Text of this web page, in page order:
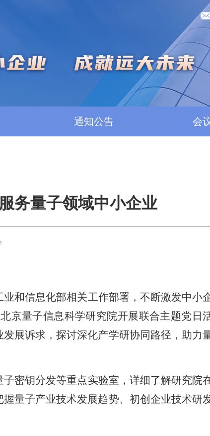
通知公告 会
务量子领域中小企业
和信息化部相关工作部署，不断激发中小
京量子信息科学研究院开展联合主题党日
展诉求，探讨深化产学研协同路径，助力
密钥分发等重点实验室，详细了解研究院
量子产业技术发展趋势、初创企业技术研